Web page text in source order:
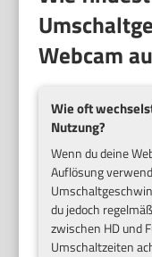
Webcam
Wie oft
Nutzung?
Wenn du deine
Auflösung
du jedoch
zwischen HD und
Umschaltzeiten